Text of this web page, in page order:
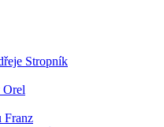
Stropník
Orel
Franz